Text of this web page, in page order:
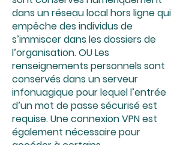
dans un réseau local hors ligne qui
empêche des individus de
s’immiscer dans les dossiers de
l’organisation. OU Les
renseignements personnels sont
conservés dans un serveur
infonuagique pour lequel l’entrée
d’un mot de passe sécurisé est
requise. Une connexion VPN est
également nécessaire pour